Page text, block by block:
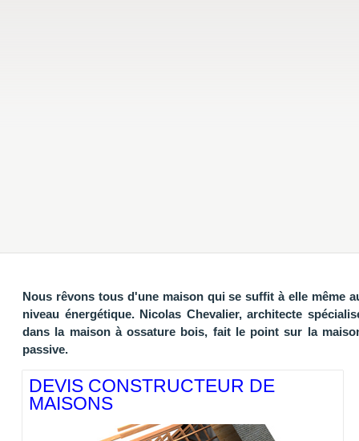
Nous rêvons tous d'une maison qui se suffit à elle même
niveau énergétique. Nicolas Chevalier, architecte
dans la maison à ossature bois, fait le point sur la
passive.
DEVIS CONSTRUCTEUR DE
MAISONS